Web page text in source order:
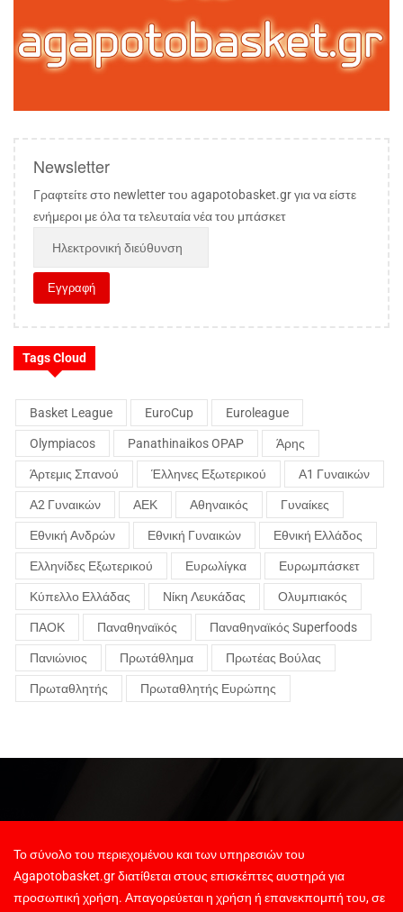
Newsletter
Γραφτείτε στο newletter του agapotobasket.gr για να είστε
ενήμεροι με όλα τα τελευταία νέα του μπάσκετ
Tags Cloud
Basket League EuroCup Euroleague
Olympiacos Panathinaikos OPAP Άρης
Άρτεμις Σπανού Έλληνες Εξωτερικού Α1 Γυναικών
Α2 Γυναικών ΑΕΚ Αθηναικός Γυναίκες
Εθνική Ανδρών Εθνική Γυναικών Εθνική Ελλάδος
Ελληνίδες Εξωτερικού Ευρωλίγκα Ευρωμπάσκετ
Κύπελλο Ελλάδας Νίκη Λευκάδας Ολυμπιακός
ΠΑΟΚ Παναθηναϊκός Παναθηναϊκός Superfoods
Πανιώνιος Πρωτάθλημα Πρωτέας Βούλας
Πρωταθλητής Πρωταθλητής Ευρώπης
Το σύνολο του περιεχομένου και των υπηρεσιών του
Agapotobasket.gr διατίθεται στους επισκέπτες αυστηρά για
προσωπική χρήση. Απαγορεύεται η χρήση ή επανεκπομπή του, σε